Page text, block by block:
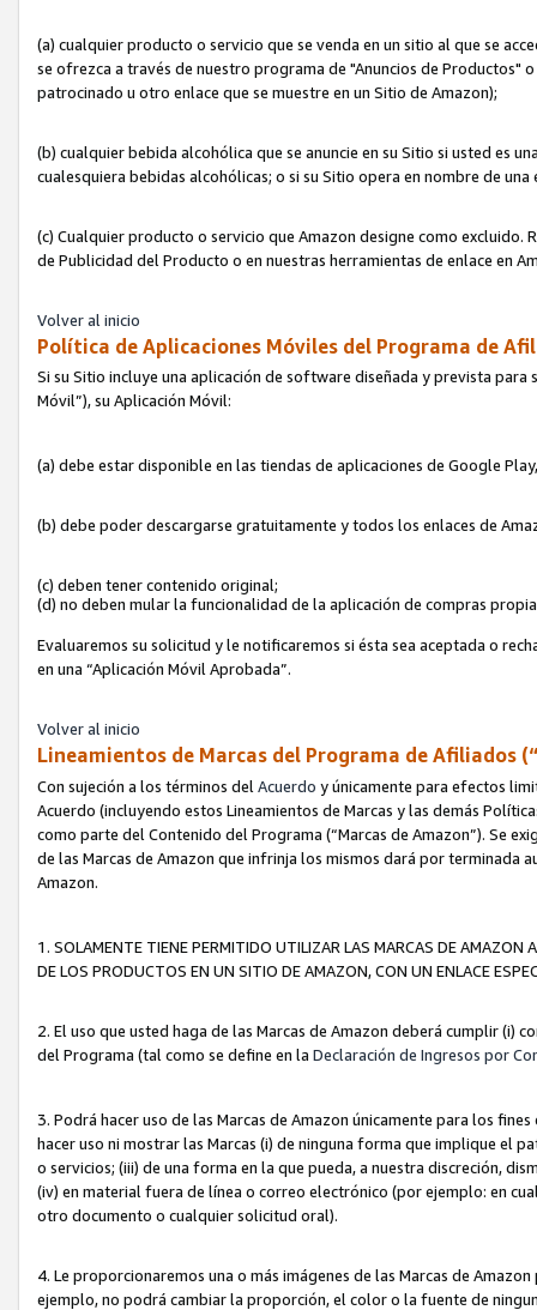
(a) cualquier producto o servicio que se venda en un sitio al que se
se ofrezca a través de nuestro programa de "Anuncios de Productos"
patrocinado u otro enlace que se muestre en un Sitio de Amazon);
(b) cualquier bebida alcohólica que se anuncie en su Sitio si usted es
cualesquiera bebidas alcohólicas; o si su Sitio opera en nombre de
(c) Cualquier producto o servicio que Amazon designe como excluido.
de Publicidad del Producto o en nuestras herramientas de enlace en
Volver al inicio
Política de Aplicaciones Móviles del Programa de
Si su Sitio incluye una aplicación de software diseñada y prevista
Móvil”), su Aplicación Móvil:
(a) debe estar disponible en las tiendas de aplicaciones de Google
(b) debe poder descargarse gratuitamente y todos los enlaces de
(c) deben tener contenido original;
(d) no deben mular la funcionalidad de la aplicación de compras
Evaluaremos su solicitud y le notificaremos si ésta sea aceptada o
en una “Aplicación Móvil Aprobada”.
Volver al inicio
Lineamientos de Marcas del Programa de Afiliados
Con sujeción a los términos del Acuerdo y únicamente para efectos
Acuerdo (incluyendo estos Lineamientos de Marcas y las demás
como parte del Contenido del Programa (“Marcas de Amazon”). Se
de las Marcas de Amazon que infrinja los mismos dará por terminada
Amazon.
1. SOLAMENTE TIENE PERMITIDO UTILIZAR LAS MARCAS DE
DE LOS PRODUCTOS EN UN SITIO DE AMAZON, CON UN ENLACE
2. El uso que usted haga de las Marcas de Amazon deberá cumplir (i)
del Programa (tal como se define en la Declaración de Ingresos por
3. Podrá hacer uso de las Marcas de Amazon únicamente para los
hacer uso ni mostrar las Marcas (i) de ninguna forma que implique el
o servicios; (iii) de una forma en la que pueda, a nuestra discreción,
(iv) en material fuera de línea o correo electrónico (por ejemplo: en
otro documento o cualquier solicitud oral).
4. Le proporcionaremos una o más imágenes de las Marcas de
ejemplo, no podrá cambiar la proporción, el color o la fuente de